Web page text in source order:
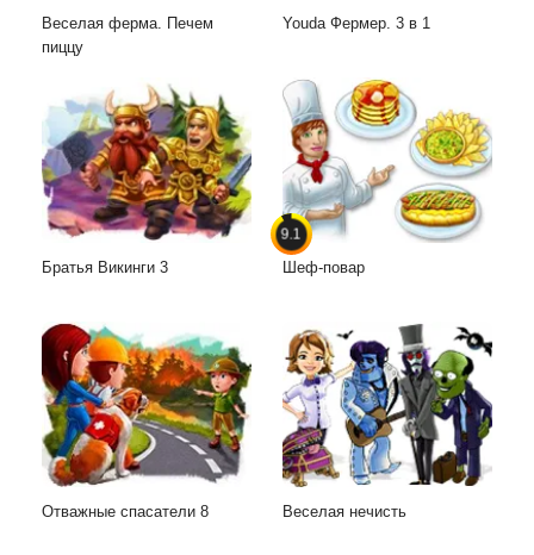
Веселая ферма. Печем
пиццу
Youda Фермер. 3 в 1
Братья Викинги 3
9.1
Шеф-повар
Отважные спасатели 8 Веселая нечисть